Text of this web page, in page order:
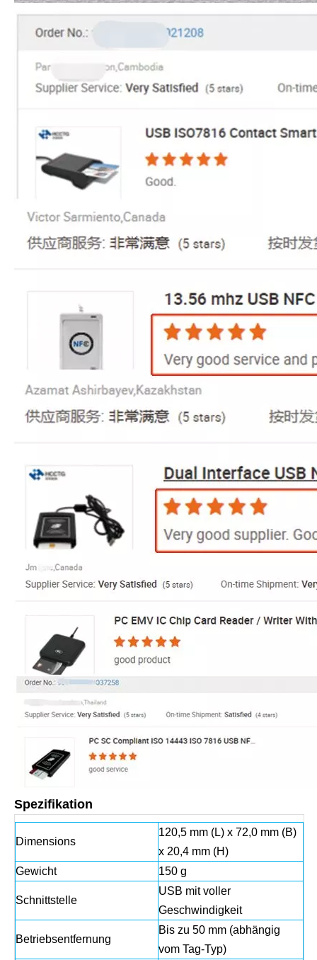
Spezifikation
Dimensions
120,5 mm (L) x 72,0 mm (B)
x 20,4 mm (H)
Gewicht
150 g
Schnittstelle
USB mit voller
Geschwindigkeit
Betriebsentfernung
Bis zu 50 mm (abhängig
vom Tag-Typ)